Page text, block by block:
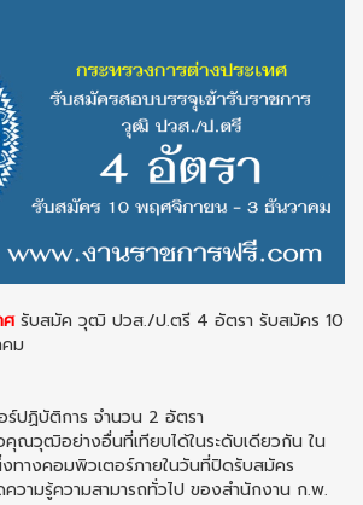
ศรับสมัค วุฒิ ปวส./ป.ตรี 4 อัตรา รับสมัคร 10
ม
ร์ปฏิบัติการ จำนวน 2 อัตรา
ณวุฒิอย่างอื่นที่เทียบได้ในระดับเดียวกัน ใน
งทางคอมพิวเตอร์ภายในวันที่ปิดรับสมัคร
วามรู้ความสามารถทั่วไป ของสํานักงาน ก.พ.